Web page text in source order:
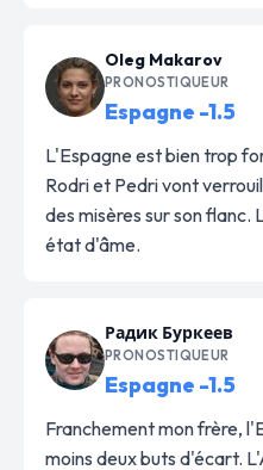
Oleg Makarov
PRONOSTIQUEUR
Espagne -1.5
L'Espagne est bien trop
Rodri et Pedri vont
des misères sur son flanc.
état d'âme.
Радик Буркеев
PRONOSTIQUEUR
Espagne -1.5
Franchement mon frère,
moins deux buts d'écart.